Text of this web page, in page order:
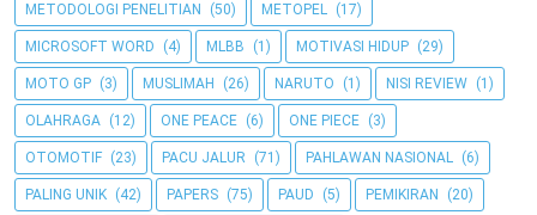
METODOLOGI PENELITIAN (50) METOPEL (17)
MICROSOFT WORD (4) MLBB (1) MOTIVASI HIDUP (29)
MOTO GP (3) MUSLIMAH (26) NARUTO (1) NISI REVIEW (1)
OLAHRAGA (12) ONE PEACE (6) ONE PIECE (3)
OTOMOTIF (23) PACU JALUR (71) PAHLAWAN NASIONAL (6)
PALING UNIK (42) PAPERS (75) PAUD (5) PEMIKIRAN (20)